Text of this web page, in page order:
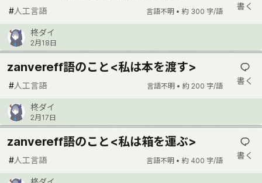
#人工言語 言語不明 • 約 300 字/語
書く
柊ダイ
2月18日
zanvereff語のこと<私は本を渡す>
#人工言語 言語不明 • 約 200 字/語
書く
柊ダイ
2月17日
zanvereff語のこと<私は箱を運ぶ>
#人工言語 言語不明 • 約 400 字/語
書く